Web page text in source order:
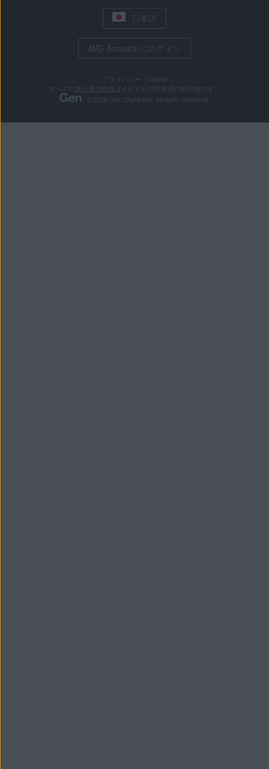
日本語
AVG Account にログイン
プライバシー
Cookie
第三者の商標
はそれぞれの所有者の所有物です。
© 2026 Gen Digital Inc. All rights reserved.